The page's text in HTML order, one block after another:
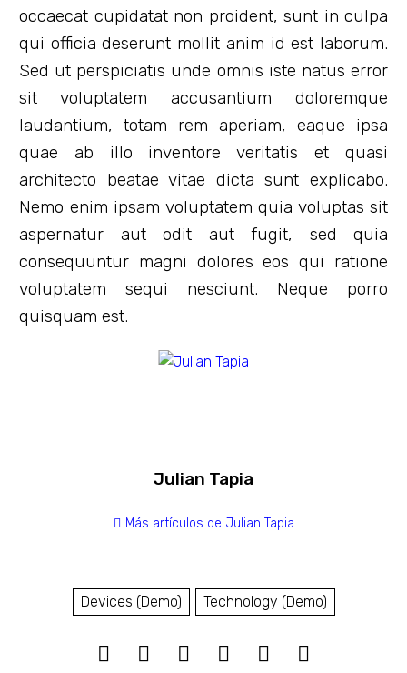
occaecat cupidatat non proident, sunt in culpa
qui officia deserunt mollit anim id est laborum.
Sed ut perspiciatis unde omnis iste natus error
sit voluptatem accusantium doloremque
laudantium, totam rem aperiam, eaque ipsa
quae ab illo inventore veritatis et quasi
architecto beatae vitae dicta sunt explicabo.
Nemo enim ipsam voluptatem quia voluptas sit
aspernatur aut odit aut fugit, sed quia
consequuntur magni dolores eos qui ratione
voluptatem sequi nesciunt. Neque porro
quisquam est.
Julian Tapia
Más artículos de Julian Tapia
Devices (Demo) Technology (Demo)